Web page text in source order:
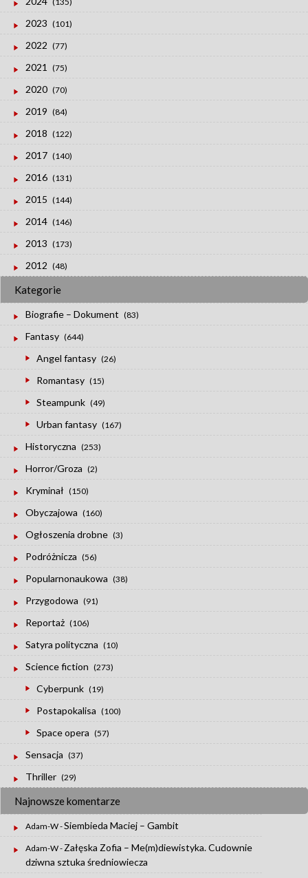
2023 (101)
2022 (77)
2021 (75)
2020 (70)
2019 (84)
2018 (122)
2017 (140)
2016 (131)
2015 (144)
2014 (146)
2013 (173)
2012 (48)
Kategorie
Biografie – Dokument (83)
Fantasy (644)
Angel fantasy (26)
Romantasy (15)
Steampunk (49)
Urban fantasy (167)
Historyczna (253)
Horror/Groza (2)
Kryminał (150)
Obyczajowa (160)
Ogłoszenia drobne (3)
Podróżnicza (56)
Popularnonaukowa (38)
Przygodowa (91)
Reportaż (106)
Satyra polityczna (10)
Science fiction (273)
Cyberpunk (19)
Postapokalisa (100)
Space opera (57)
Sensacja (37)
Thriller (29)
Najnowsze komentarze
Adam-W-Siembieda Maciej – Gambit
Adam-W- Załęska Zofia – Me(m)diewistyka. Cudownie
dziwna sztuka średniowiecza